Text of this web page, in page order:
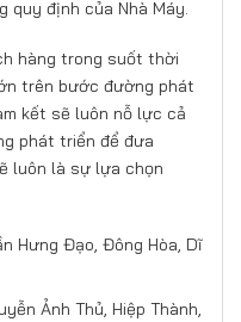
quy định của Nhà Máy.
hàng trong suốt thời
trên bước đường phát
kết sẽ luôn nỗ lực cả
phát triển để đưa
luôn là sự lựa chọn
Hưng Đạo, Đông Hòa, Dĩ
Ảnh Thủ, Hiệp Thành,